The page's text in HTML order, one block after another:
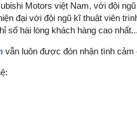
Motors việt Nam, với đội
đại với đội ngũ kĩ thuật viên
số hài lòng khách hàng cao nhất...
vẫn luôn được đón nhận tình